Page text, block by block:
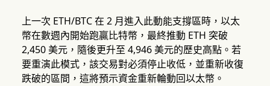
上一次 ETH/BTC 在 2 月進入此動能支撐區時，以太
幣在數週內開始跑贏比特幣，最終推動 ETH 突破
2,450 美元，隨後更升至 4,946 美元的歷史高點。若
要重演此模式，該交易對必須停止收低，並重新收復
跌破的區間，這將預示資金重新輪動回以太幣。